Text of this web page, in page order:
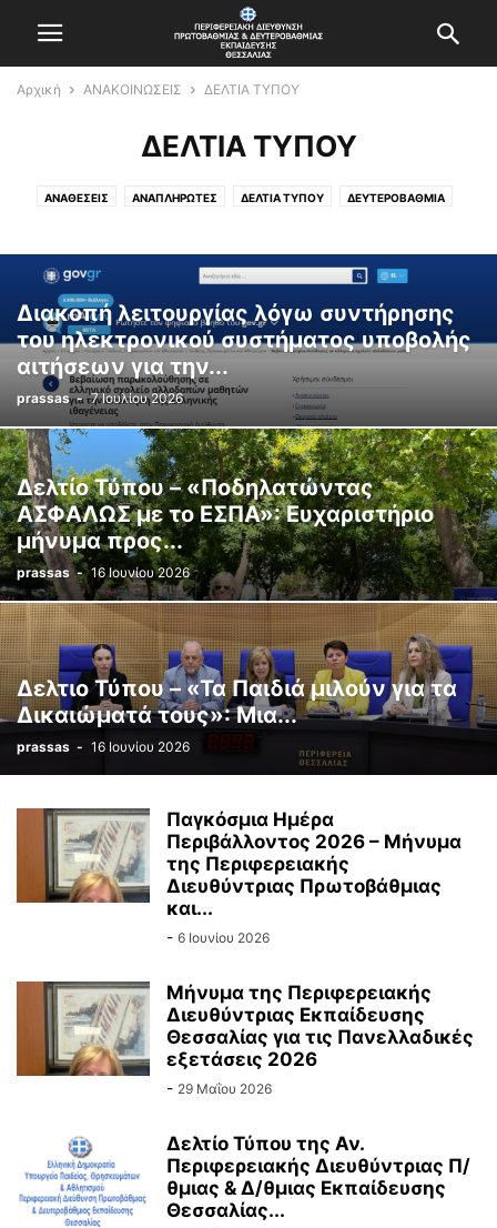
Αρχική ΑΝΑΚΟΙΝΩΣΕΙΣ ΔΕΛΤΙΑ ΤΥΠΟΥ
ΔΕΛΤΙΑ ΤΥΠΟΥ
ΑΝΑΘΕΣΕΙΣ ΑΝΑΠΛΗΡΩΤΕΣ ΔΕΛΤΙΑ ΤΥΠΟΥ ΔΕΥΤΕΡΟΒΑΘΜΙΑ
ΕΚΠΑΙΔΕΥΣΗ ΠΡΟΣΦΥΓΩΝ ΕΠΙΛΟΓΗ ΣΤΕΛΕΧΩΝ ΚΕΝΤΡΟ ΚΑΙΝΟΤΟΜΙΑΣ
ΚΠΓ ΜΑΘΗΤΕΙΑ ΕΠΑΛ Π.Ε.Π.Ε. ΘΕΣΣΑΛΙΑΣ
ΠΑΝΕΛΛΗΝΙΕΣ ΕΞΕΤΑΣΕΙΣ ΠΕΠΠΣ ΠΡΟΤΥΠΑ - ΠΕΙΡΑΜΑΤΙΚΑ
ΠΡΩΤΟΒΑΘΜΙΑ ΣΥΜΒΟΥΛΙΑ ΣΥΝΕΔΡΙΑ-ΗΜΕΡΙΔΕΣ-ΔΙΑΓΩΝΙΣΜΟΙ
ΥΠΟΥΡΓΕΙΟ
Διακοπή λειτουργίας λόγω συντήρησης
του ηλεκτρονικού συστήματος υποβολής
αιτήσεων για την...
prassas - 7 Ιουλίου 2026
Δελτίο Τύπου – «Ποδηλατώντας
ΑΣΦΑΛΩΣ με το ΕΣΠΑ»: Ευχαριστήριο
μήνυμα προς...
prassas - 16 Ιουνίου 2026
Δελτιο Τύπου – «Τα Παιδιά μιλούν για τα
Δικαιώματά τους»: Μια...
prassas - 16 Ιουνίου 2026
Παγκόσμια Ημέρα
Περιβάλλοντος 2026 – Μήνυμα
της Περιφερειακής
Διευθύντριας Πρωτοβάθμιας
και...
- 6 Ιουνίου 2026
Μήνυμα της Περιφερειακής
Διευθύντριας Εκπαίδευσης
Θεσσαλίας για τις Πανελλαδικές
εξετάσεις 2026
- 29 Μαΐου 2026
Δελτίο Τύπου της Αν.
Περιφερειακής Διευθύντριας Π/
θμιας & Δ/θμιας Εκπαίδευσης
Θεσσαλίας...